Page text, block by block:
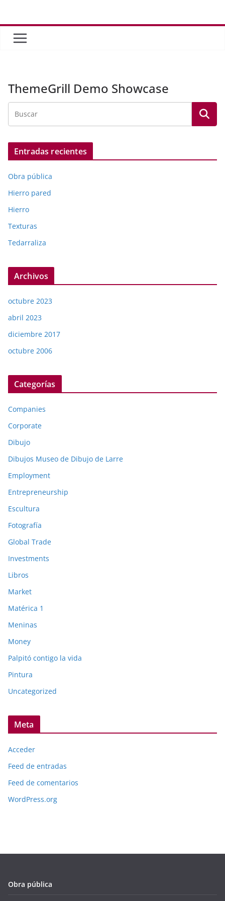
contenido
ThemeGrill Demo Showcase
Entradas recientes
Obra pública
Hierro pared
Hierro
Texturas
Tedarraliza
Archivos
octubre 2023
abril 2023
diciembre 2017
octubre 2006
Categorías
Companies
Corporate
Dibujo
Dibujos Museo de Dibujo de Larre
Employment
Entrepreneurship
Escultura
Fotografía
Global Trade
Investments
Libros
Market
Matérica 1
Meninas
Money
Palpitó contigo la vida
Pintura
Uncategorized
Meta
Acceder
Feed de entradas
Feed de comentarios
WordPress.org
Obra pública